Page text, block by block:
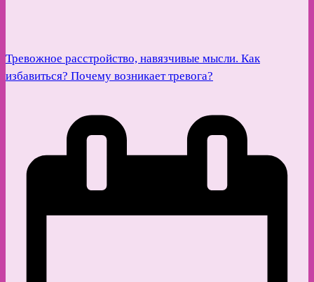
Тревожное расстройство, навязчивые мысли. Как
избавиться? Почему возникает тревога?